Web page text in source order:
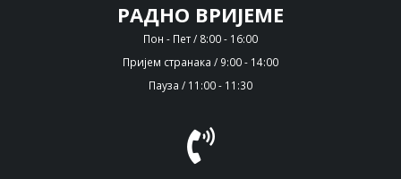
РАДНО ВРИЈЕМЕ
Пон - Пет / 8:00 - 16:00
Пријем странака / 9:00 - 14:00
Пауза / 11:00 - 11:30